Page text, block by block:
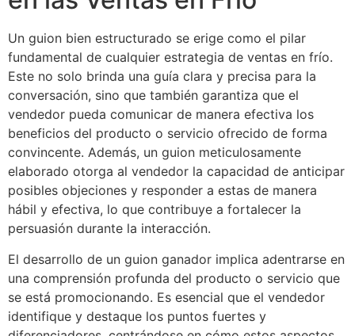
Un guion bien estructurado se erige como el pilar
fundamental de cualquier estrategia de ventas en frío.
Este no solo brinda una guía clara y precisa para la
conversación, sino que también garantiza que el
vendedor pueda comunicar de manera efectiva los
beneficios del producto o servicio ofrecido de forma
convincente. Además, un guion meticulosamente
elaborado otorga al vendedor la capacidad de anticipar
posibles objeciones y responder a estas de manera
hábil y efectiva, lo que contribuye a fortalecer la
persuasión durante la interacción.
El desarrollo de un guion ganador implica adentrarse en
una comprensión profunda del producto o servicio que
se está promocionando. Es esencial que el vendedor
identifique y destaque los puntos fuertes y